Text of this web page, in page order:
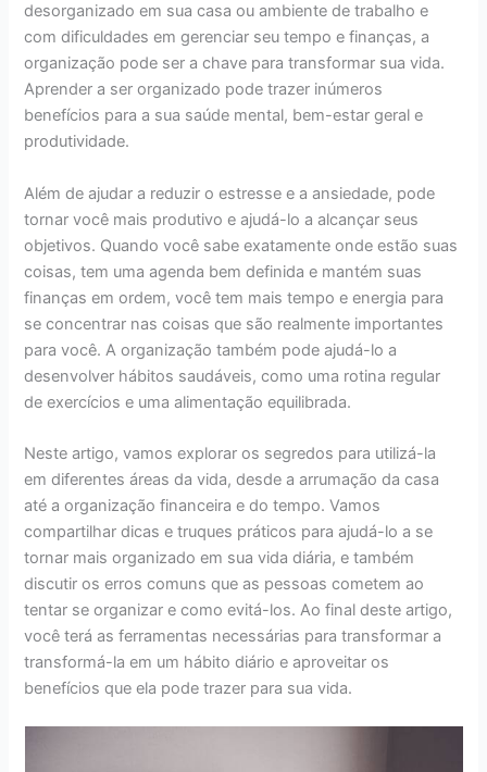
desorganizado em sua casa ou ambiente de trabalho e
com dificuldades em gerenciar seu tempo e finanças, a
organização pode ser a chave para transformar sua vida.
Aprender a ser organizado pode trazer inúmeros
benefícios para a sua saúde mental, bem-estar geral e
produtividade.
Além de ajudar a reduzir o estresse e a ansiedade, pode
tornar você mais produtivo e ajudá-lo a alcançar seus
objetivos. Quando você sabe exatamente onde estão suas
coisas, tem uma agenda bem definida e mantém suas
finanças em ordem, você tem mais tempo e energia para
se concentrar nas coisas que são realmente importantes
para você. A organização também pode ajudá-lo a
desenvolver hábitos saudáveis, como uma rotina regular
de exercícios e uma alimentação equilibrada.
Neste artigo, vamos explorar os segredos para utilizá-la
em diferentes áreas da vida, desde a arrumação da casa
até a organização financeira e do tempo. Vamos
compartilhar dicas e truques práticos para ajudá-lo a se
tornar mais organizado em sua vida diária, e também
discutir os erros comuns que as pessoas cometem ao
tentar se organizar e como evitá-los. Ao final deste artigo,
você terá as ferramentas necessárias para transformar a
transformá-la em um hábito diário e aproveitar os
benefícios que ela pode trazer para sua vida.